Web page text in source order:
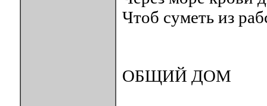
Чтоб суметь из
ОБЩИЙ ДОМ